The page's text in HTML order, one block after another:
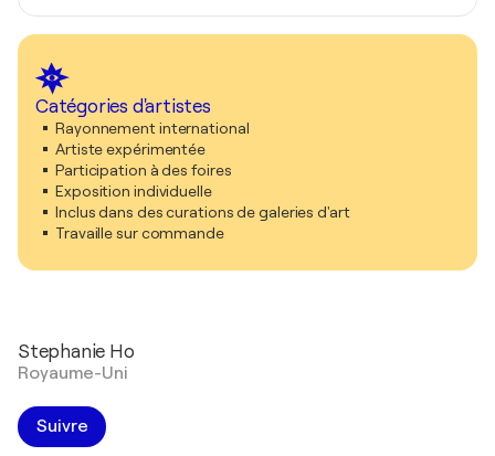
Catégories d'artistes
Rayonnement international
Artiste expérimentée
Participation à des foires
Exposition individuelle
Inclus dans des curations de galeries d'art
Travaille sur commande
Stephanie Ho
Royaume-Uni
Suivre